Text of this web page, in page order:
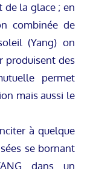
de la glace ; en
combinée de
(Yang) on
produisent des
permet
mais aussi le
à quelque
se bornant
dans un